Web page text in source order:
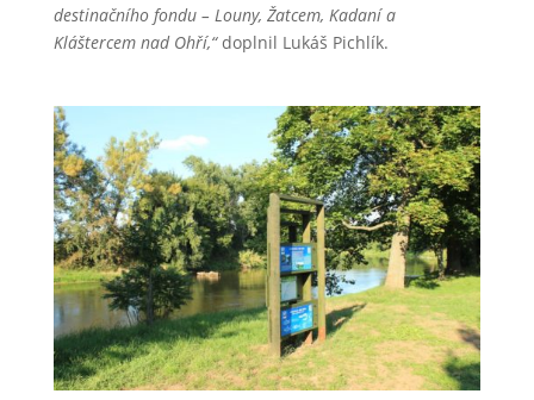
destinačního fondu – Louny, Žatcem, Kadaní a
Kláštercem nad Ohří,“doplnil Lukáš Pichlík.